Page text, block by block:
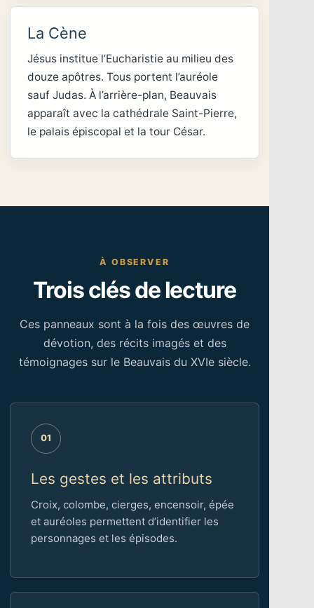
La Cène
Jésus institue l’Eucharistie au milieu des
douze apôtres. Tous portent l’auréole
sauf Judas. À l’arrière-plan, Beauvais
apparaît avec la cathédrale Saint-Pierre,
le palais épiscopal et la tour César.
À OBSERVER
Trois clés de lecture
Ces panneaux sont à la fois des œuvres de
dévotion, des récits imagés et des
témoignages sur le Beauvais du XVIe siècle.
01
Les gestes et les attributs
Croix, colombe, cierges, encensoir, épée
et auréoles permettent d’identifier les
personnages et les épisodes.